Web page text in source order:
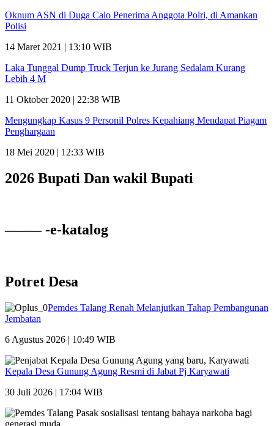
Oknum ASN di Duga Calo Penerima Anggota Polri, di Amankan
Polisi
14 Maret 2021 | 13:10 WIB
Laka Tunggal Dump Truck Terjun ke Jurang Sedalam Kurang
Lebih 4 M
11 Oktober 2020 | 22:38 WIB
Mengungkap Kasus 9 Personil Polres Kepahiang Mendapat Piagam
Penghargaan
18 Mei 2020 | 12:33 WIB
2026 Bupati Dan wakil Bupati
——– -e-katalog
Potret Desa
Pemdes Talang Renah Melanjutkan Tahap Pembangunan
Jembatan
6 Agustus 2026 | 10:49 WIB
Kepala Desa Gunung Agung Resmi di Jabat Pj Karyawati
30 Juli 2026 | 17:04 WIB